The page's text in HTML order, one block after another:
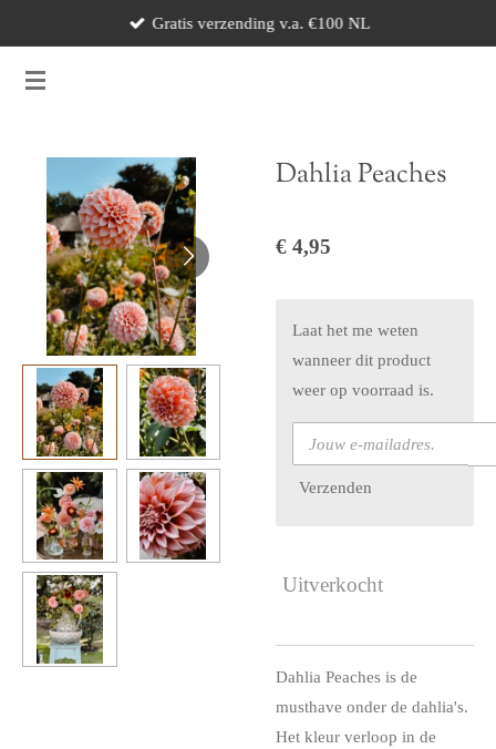
naar
Gratis verzending v.a. €100 NL
Dahlia Peaches
€ 4,95
Laat het me weten
wanneer dit product
weer op voorraad is.
Verzenden
Uitverkocht
Dahlia Peaches is de
musthave onder de dahlia's.
Het kleur verloop in de